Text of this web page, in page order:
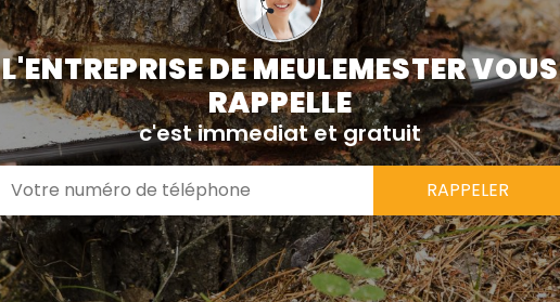
L'ENTREPRISE DE MEULEMESTER VOUS
RAPPELLE
c'est immediat et gratuit